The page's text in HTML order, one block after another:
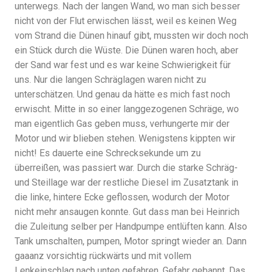
unterwegs. Nach der langen Wand, wo man sich besser
nicht von der Flut erwischen lässt, weil es keinen Weg
vom Strand die Dünen hinauf gibt, mussten wir doch noch
ein Stück durch die Wüste. Die Dünen waren hoch, aber
der Sand war fest und es war keine Schwierigkeit für
uns. Nur die langen Schräglagen waren nicht zu
unterschätzen. Und genau da hätte es mich fast noch
erwischt. Mitte in so einer langgezogenen Schräge, wo
man eigentlich Gas geben muss, verhungerte mir der
Motor und wir blieben stehen. Wenigstens kippten wir
nicht! Es dauerte eine Schrecksekunde um zu
überreißen, was passiert war. Durch die starke Schräg-
und Steillage war der restliche Diesel im Zusatztank in
die linke, hintere Ecke geflossen, wodurch der Motor
nicht mehr ansaugen konnte. Gut dass man bei Heinrich
die Zuleitung selber per Handpumpe entlüften kann. Also
Tank umschalten, pumpen, Motor springt wieder an. Dann
gaaanz vorsichtig rückwärts und mit vollem